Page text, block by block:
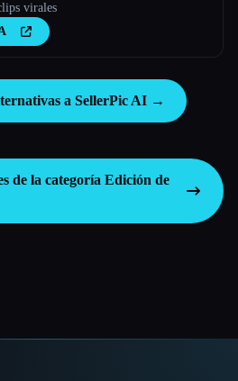
virales
a SellerPic AI →
de la categoría Edición de